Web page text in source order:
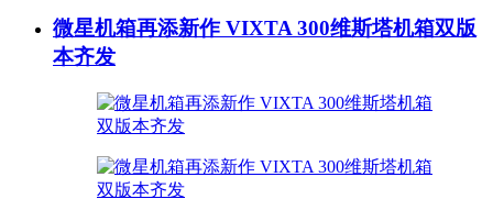
微星机箱再添新作 VIXTA 300维斯塔机箱双版
本齐发